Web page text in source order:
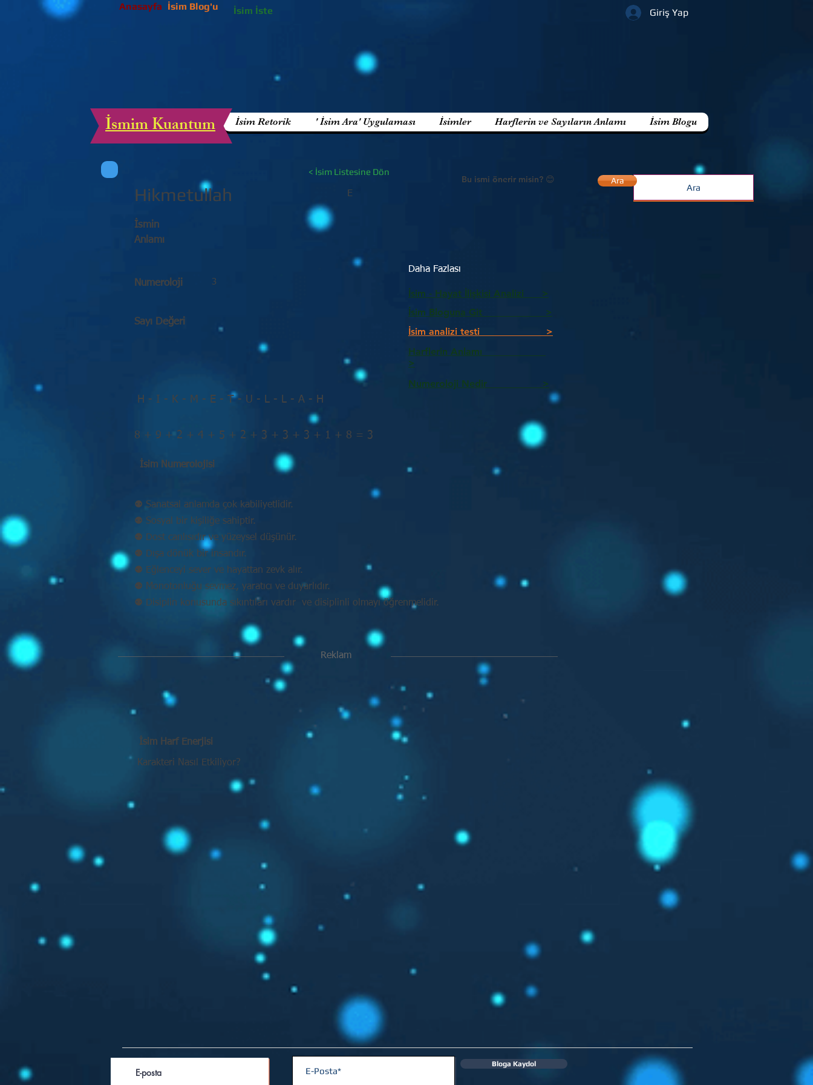
Anasayfa
Giriş Yap
İsim Blog'u İsim İste
İsim Retorik ' İsim Ara' Uygulaması İsimler Harflerin ve Sayıların Anlamı İsim Blogu
İsmim Kuantum
< İsim Listesine Dön
Hikmetullah E
Bu ismi önerir misin? 😊
İsmin
Anlamı
Numeroloji 3
Sayı Değeri
H - I - K - M - E - T - U - L - L - A - H
Daha Fazlası
İsim - Hayat İlişkisi Analizi >
İsim Bloguna Git >
İsim analizi testi >
Harflerin Anlamı
>
Numeroloji Nedir_________ >
8 + 9 + 2 + 4 + 5 + 2 + 3 + 3 + 3 + 1 + 8 = 3
İsim Numerolojisi
⚉ Sanatsal anlamda çok kabiliyetlidir.
⚉ Sosyal bir kişiliğe sahiptir.
⚉ Dost canlısıdır ve yüzeysel düşünür.
⚉ Dışa dönük bir insandır.
⚉ Eğlenceyi sever ve hayattan zevk alır.
⚉ Monotonluğu sevmez, yaratıcı ve duyarlıdır.
⚉ Disiplin konusunda sıkıntıları vardır ve disiplinli olmayı öğrenmelidir.
Reklam
İsim Harf Enerjisi
Karakteri Nasıl Etkiliyor?
Ara
Bloga Kaydol